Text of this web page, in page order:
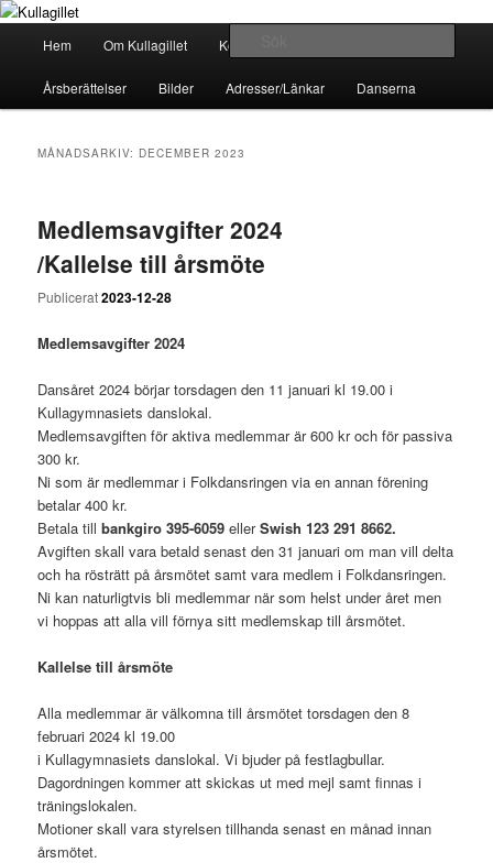
Hoppa
innehåll
Hoppa
sekundärt
innehållKullagillet
Hem Om Kullagillet Kontakter
Årsberättelser Bilder Adresser/Länkar Danserna
MÅNADSARKIV: DECEMBER 2023
Medlemsavgifter 2024
/Kallelse till årsmöte
Publicerat2023-12-28
Medlemsavgifter 2024
Dansåret 2024 börjar torsdagen den 11 januari kl 19.00 i
Kullagymnasiets danslokal.
Medlemsavgiften för aktiva medlemmar är 600 kr och för passiva
300 kr.
Ni som är medlemmar i Folkdansringen via en annan förening
betalar 400 kr.
Betala tillbankgiro 395-6059ellerSwish 123 291 8662.
Avgiften skall vara betald senast den 31 januari om man vill delta
och ha rösträtt på årsmötet samt vara medlem i Folkdansringen.
Ni kan naturligtvis bli medlemmar när som helst under året men
vi hoppas att alla vill förnya sitt medlemskap till årsmötet.
Kallelse till årsmöte
Alla medlemmar är välkomna till årsmötet torsdagen den 8
februari 2024 kl 19.00
i Kullagymnasiets danslokal. Vi bjuder på festlagbullar.
Dagordningen kommer att skickas ut med mejl samt finnas i
träningslokalen.
Motioner skall vara styrelsen tillhanda senast en månad innan
årsmötet.